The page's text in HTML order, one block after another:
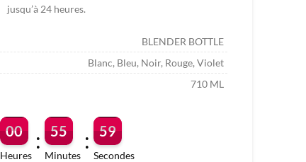
jusqu’à 24 heures.
BLENDER BOTTLE
Blanc, Bleu, Noir, Rouge, Violet
710 ML
00
Heures
: 55
Minutes
: 58
Secondes